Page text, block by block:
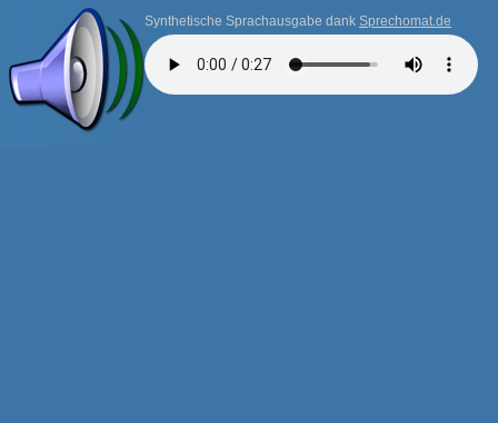
Synthetische Sprachausgabe dank Sprechomat.de